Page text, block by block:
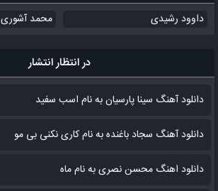
داوود رشیدی محمد آشوری
در انتظار انتشار
دانلود آهنگ سینا پارسیان به نام اسب سفید
دانلود آهنگ سجاد باغنده به نام کاری نکنی بی مو
دانلود اهنگ محسن نصری به نام‌ ماه